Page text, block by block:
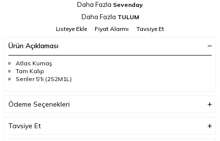
Daha Fazla Sevenday
Daha Fazla TULUM
Listeye Ekle
Fiyat Alarmı Tavsiye Et
Ürün Açıklaması
Atlas Kumaş
Tam Kalıp
Seriler 5'li (2S2M1L)
Ödeme Seçenekleri
Tavsiye Et